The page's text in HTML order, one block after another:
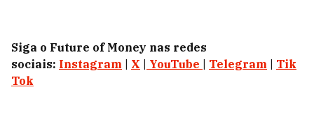
Siga o Future of Money nas redes
sociais: Instagram X YouTube Telegram
Tik
Tok